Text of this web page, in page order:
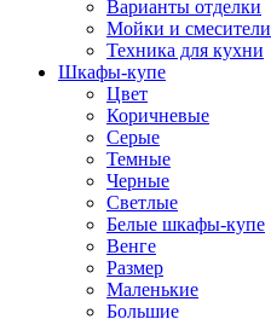
Варианты отделки
Мойки и смесители
Техника для кухни
Шкафы-купе
Цвет
Коричневые
Серые
Темные
Черные
Светлые
Белые шкафы-купе
Венге
Размер
Маленькие
Большие